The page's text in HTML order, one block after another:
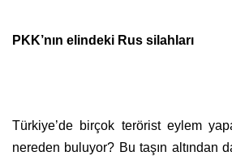
PKK’nın elindeki Rus silahları
Türkiye’de birçok terörist eylem
nereden buluyor? Bu taşın altından